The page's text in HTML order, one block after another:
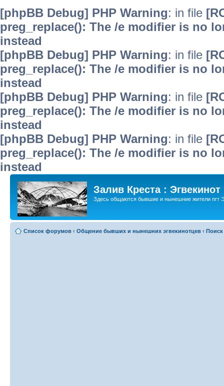
[phpBB Debug] PHP Warning: in file
preg_replace(): The /e modifier is no
instead
[phpBB Debug] PHP Warning: in file
preg_replace(): The /e modifier is no
instead
[phpBB Debug] PHP Warning: in file
preg_replace(): The /e modifier is no
instead
[phpBB Debug] PHP Warning: in file
preg_replace(): The /e modifier is no
instead
Залив Креста : Эгвекинот
Здесь общаются бывшие и нынешние жители пгт
Список форумов ‹ Общение бывших и нынешних эгвекинотцев ‹ Поиск